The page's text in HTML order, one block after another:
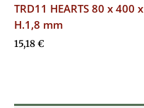
TRD11 HEARTS 80 x 400 x
H.1,8 mm
15,18€